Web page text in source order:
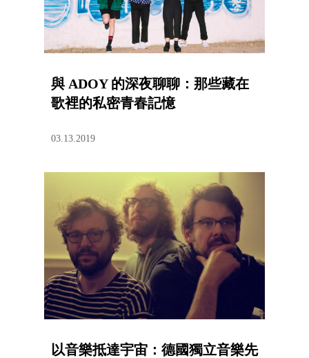
與 ADOY 的深夜聊聊：那些藏在
歌裡的私密青春記憶
03.13.2019
以音樂抵達宇宙：德國獨立音樂先